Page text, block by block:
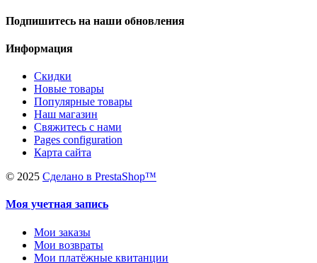
Подпишитесь на наши обновления
Информация
Скидки
Новые товары
Популярные товары
Наш магазин
Свяжитесь с нами
Pages configuration
Карта сайта
© 2025 Сделано в PrestaShop™
Моя учетная запись
Мои заказы
Мои возвраты
Мои платёжные квитанции